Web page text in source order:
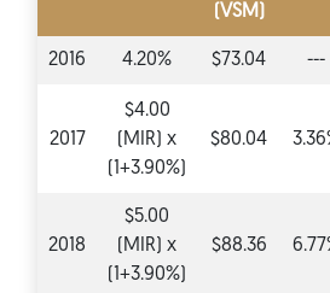
(VSM)
2016 4.20% $73.04 ---
2017
$4.00
(MIR) x
(1+3.90%)
$80.04
2018
$5.00
(MIR) x
(1+3.90%)
$88.36